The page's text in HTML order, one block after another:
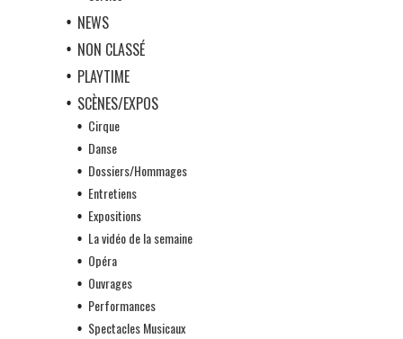
NEWS
NON CLASSÉ
PLAYTIME
SCÈNES/EXPOS
Cirque
Danse
Dossiers/Hommages
Entretiens
Expositions
La vidéo de la semaine
Opéra
Ouvrages
Performances
Spectacles Musicaux